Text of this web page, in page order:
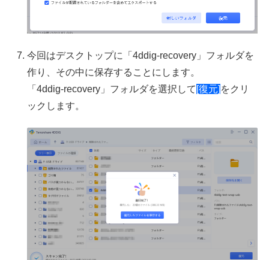
今回はデスクトップに「4ddig-recovery」フォルダを
作り、その中に保存することにします。
「4ddig-recovery」フォルダを選択して [復元] をクリ
ックします。